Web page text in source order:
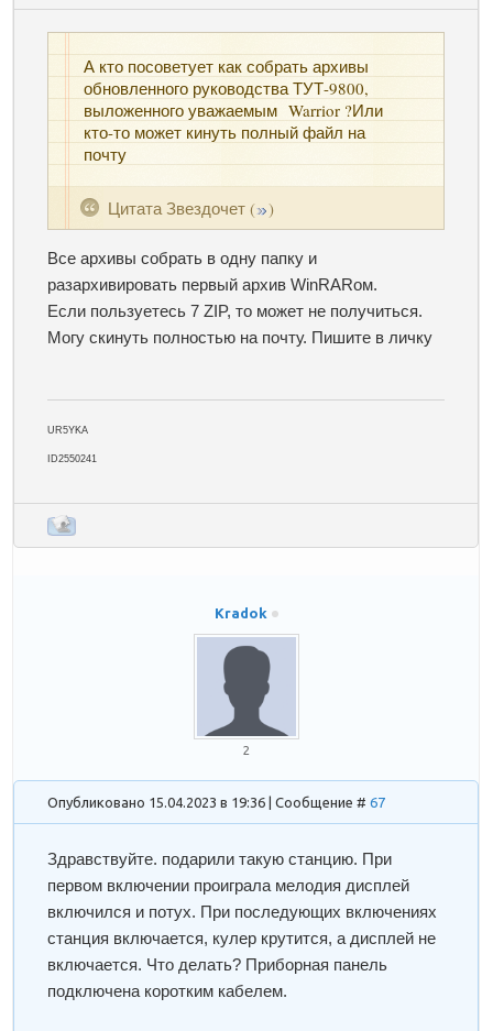
Цитата Звездочет ( )
А кто посоветует как собрать архивы
обновленного руководства ТУТ-9800,
выложенного уважаемым Warrior ?Или
кто-то может кинуть полный файл на
почту
Все архивы собрать в одну папку и
разархивировать первый архив WinRARом.
Если пользуетесь 7 ZIP, то может не получиться.
Могу скинуть полностью на почту. Пишите в личку
UR5YKA
ID2550241
Kradok
2
Опубликовано 15.04.2023 в 19:36 | Сообщение #67
Здравствуйте. подарили такую станцию. При
первом включении проиграла мелодия дисплей
включился и потух. При последующих включениях
станция включается, кулер крутится, а дисплей не
включается. Что делать? Приборная панель
подключена коротким кабелем.